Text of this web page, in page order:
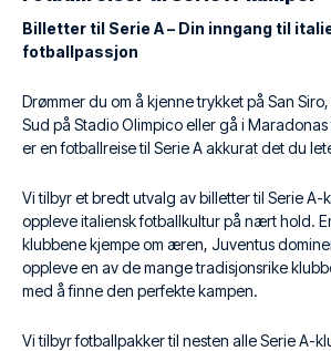
Billetter til Serie A – Din inngang til
fotballpassjon
Drømmer du om å kjenne trykket på San
Sud på Stadio Olimpico eller gå i Maradonas
er en fotballreise til Serie A akkurat det du
Vi tilbyr et bredt utvalg av billetter til Serie A-
oppleve italiensk fotballkultur på nært hold.
klubbene kjempe om æren, Juventus
oppleve en av de mange tradisjonsrike
med å finne den perfekte kampen.
Vi tilbyr fotballpakker til nesten alle Serie A-